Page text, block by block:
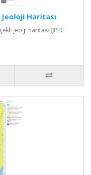
Haritası
jeolji haritası (JPEG